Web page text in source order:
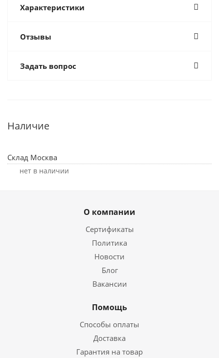
Характеристики
Отзывы
Задать вопрос
Наличие
Склад Москва
Нет в наличии
О компании
Сертификаты
Политика
Новости
Блог
Вакансии
Помощь
Способы оплаты
Доставка
Гарантия на товар